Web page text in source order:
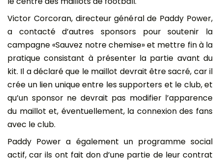
Victor Corcoran, directeur général de Paddy Power,
a contacté d’autres sponsors pour soutenir la
campagne «Sauvez notre chemise» et mettre fin à la
pratique consistant à présenter la partie avant du
kit. Il a déclaré que le maillot devrait être sacré, car il
crée un lien unique entre les supporters et le club, et
qu’un sponsor ne devrait pas modifier l’apparence
du maillot et, éventuellement, la connexion des fans
avec le club.
Paddy Power a également un programme social
actif, car ils ont fait don d’une partie de leur contrat